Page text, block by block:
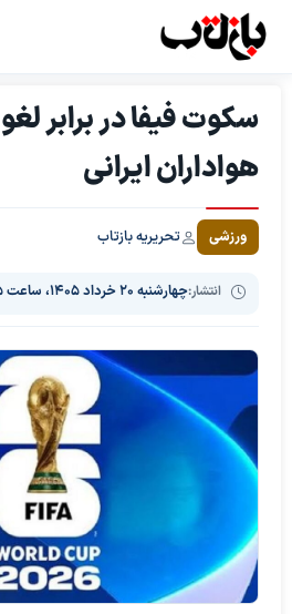
سکوت فیفا در برابر
هواداران ایرانی
ورزشی تحریریه بازتاب
انتشار:چهارشنبه ۲۰ خرداد ۱۴۰۵، ساعت ۱۱:۱۵